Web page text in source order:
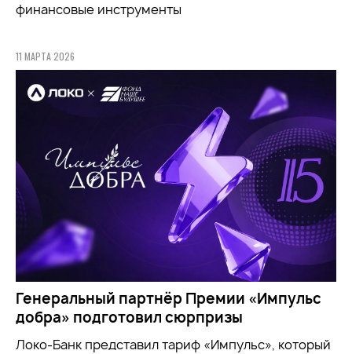
финансовые инструменты
11 МАРТА 2026
Генеральный партнёр Премии «Импульс
добра» подготовил сюрпризы
Локо-Банк представил тариф «Импульс», который